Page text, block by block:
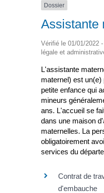
Dossier
Assistante
Vérifié le 01/01/2022
légale et
L'assistante
maternel) est
petite enfance qui
mineurs
ans. L'accueil se
dans une maison
maternelles. La
obligatoirement
services du
Contrat de
d'embauche